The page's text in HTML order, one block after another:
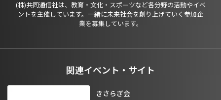
(株)共同通信社は、教育・文化・スポーツなど各分野の活動やイベ
ントを主催しています。一緒に未来社会を創り上げていく参加企
業を募集しています。
関連イベント・サイト
きさらぎ会